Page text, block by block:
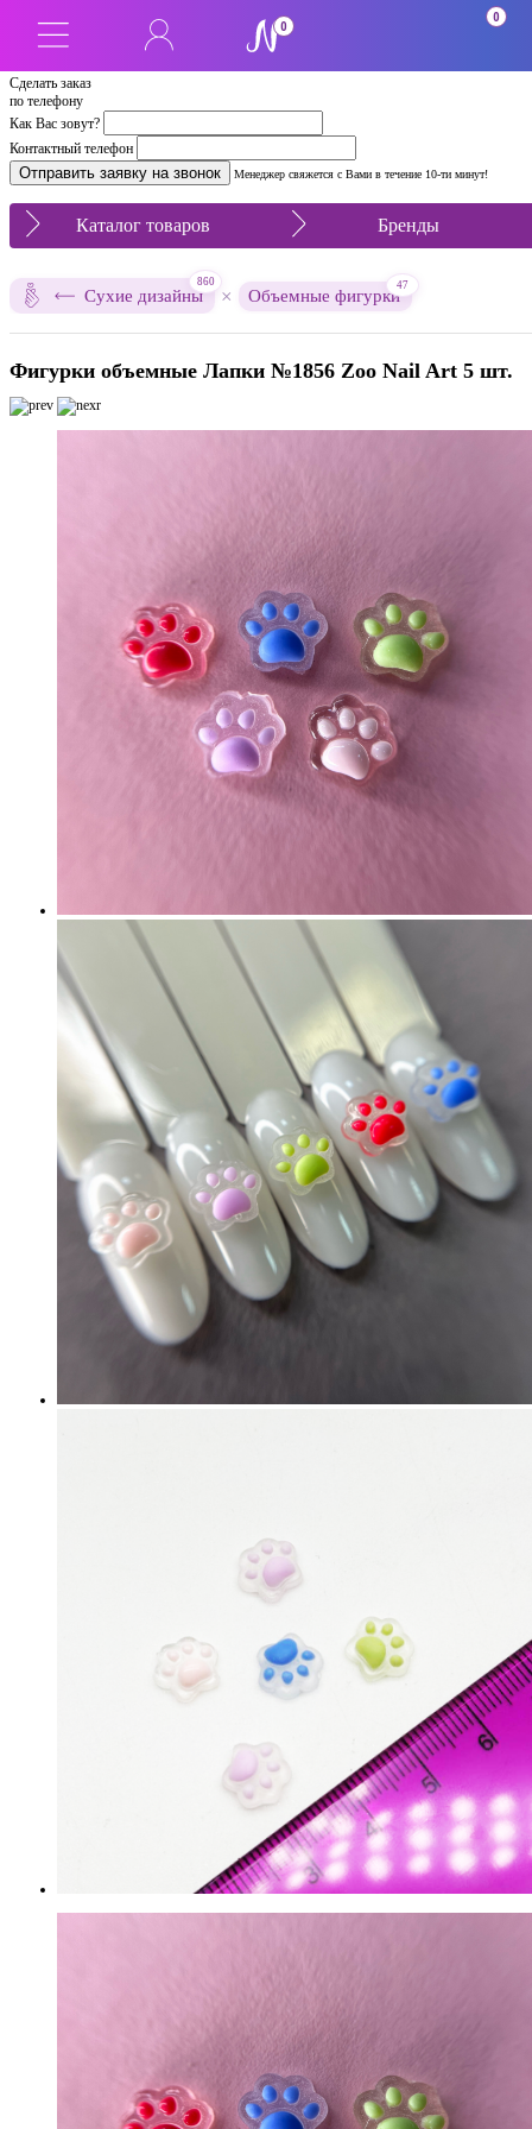
Сделать заказ
по телефону
Как Вас зовут?
Контактный телефон
Менеджер свяжется с Вами в течение 10-ти минут!
0
0
Каталог товаров Бренды
Сухие дизайны
860
× Объемные фигурки
47
Фигурки объемные Лапки №1856 Zoo Nail Art 5 шт.